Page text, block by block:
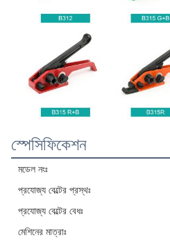
স্পেসিফিকেশন
মডেল নংঃ
প্রযোজ্য বেল্টের প্রস্থঃ
প্রযোজ্য বেল্টের বেধঃ
মেশিনের মাত্রাঃ